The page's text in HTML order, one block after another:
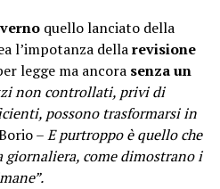
quello lanciato della
l’impotanza dellarevisione
legge ma ancora senza un
non controllati, privi di
possono trasformarsi in
–E purtroppo è quello che
giornaliera, come dimostrano i